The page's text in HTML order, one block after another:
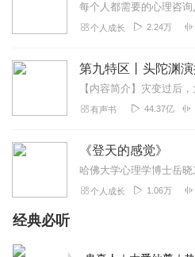
个人成长 2.24万
有声书 44.37亿
《登天的感觉》
个人成长 1.06万
经典必听